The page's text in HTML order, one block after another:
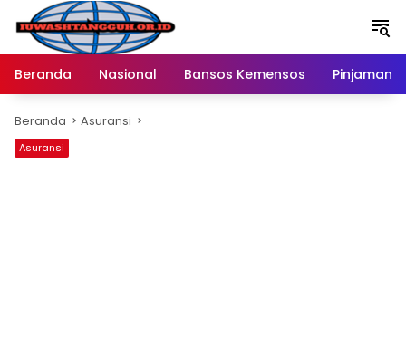
Langsung
konten
Beranda
Nasional Bansos Kemensos Pinjaman
Beranda Asuransi
Asuransi